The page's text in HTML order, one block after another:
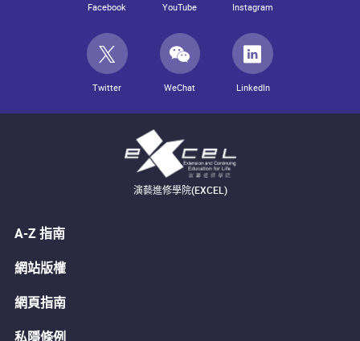
Facebook YouTube Instagram
Twitter WeChat LinkedIn
演藝進修學院(EXCEL)
A-Z 指南
網站版權
網頁指南
私隱條例